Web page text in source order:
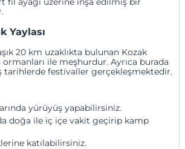
Yaylası
20 km uzaklıkta bulunan Kozak
ormanları ile meşhurdur. Ayrıca burada
tarihlerde festivaller gerçekleşmektedir.
yürüyüş yapabilirsiniz.
doğa ile iç içe vakit geçirip kamp
katılabilirsiniz.